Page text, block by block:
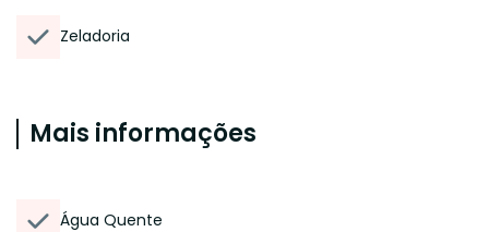
Zeladoria
Mais informações
Água Quente